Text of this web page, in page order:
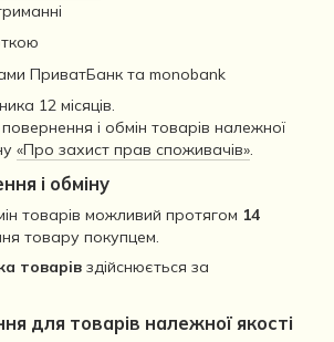
ПриватБанк та monobank
12 місяців.
і обмін товарів належної
«Про захист прав споживачів».
і обміну
товарів можливий протягом 14
товару покупцем.
товарів здійснюється за
для товарів належної якості